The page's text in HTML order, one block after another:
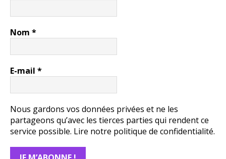
Nom *
E-mail *
Nous gardons vos données privées et ne les
partageons qu’avec les tierces parties qui rendent ce
service possible. Lire notre politique de confidentialité.